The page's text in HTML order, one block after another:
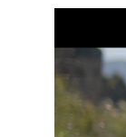
vidéo